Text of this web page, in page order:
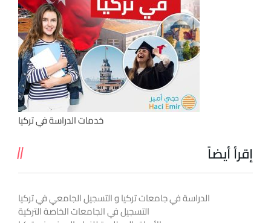
خدمات الدراسة في تركيا
إقرأ أيضاً
الدراسة في جامعات تركيا و التسجيل الجامعي في تركيا
التسجيل في الجامعات الخاصة التركية